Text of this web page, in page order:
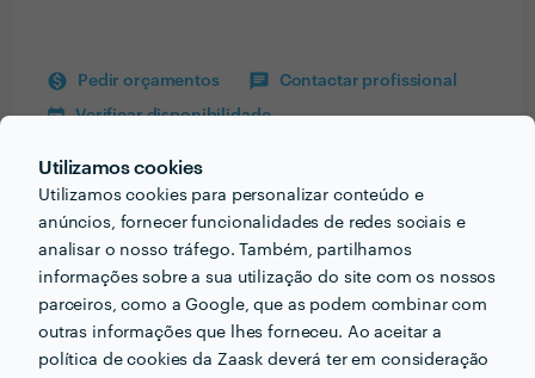
Utilizamos cookies
Utilizamos cookies para personalizar conteúdo e
anúncios, fornecer funcionalidades de redes sociais e
analisar o nosso tráfego. Também, partilhamos
informações sobre a sua utilização do site com os nossos
parceiros, como a Google, que as podem combinar com
outras informações que lhes forneceu. Ao aceitar a
política de cookies da Zaask deverá ter em consideração
Pedir orçamentos Contactar profissional
Verificar disponibilidade
Informação validada
email Endereço de e-mail
phone_iphone Telefone